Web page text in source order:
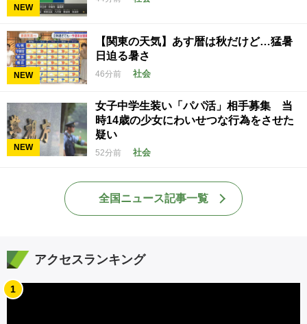
NEW
NEW
【関東の天気】あす暦は秋だけど…猛暑
日迫る暑さ
46分前 社会
NEW
女子中学生装い「パパ活」相手募集 当
時14歳の少女にわいせつな行為をさせた
疑い
52分前 社会
全国ニュース記事一覧
アクセスランキング
1